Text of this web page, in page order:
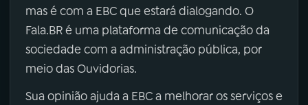
mas é com a EBC que estará dialogando. O
Fala.BR é uma plataforma de comunicação da
sociedade com a administração pública, por
meio das Ouvidorias.
Sua opinião ajuda a EBC a melhorar os serviços e